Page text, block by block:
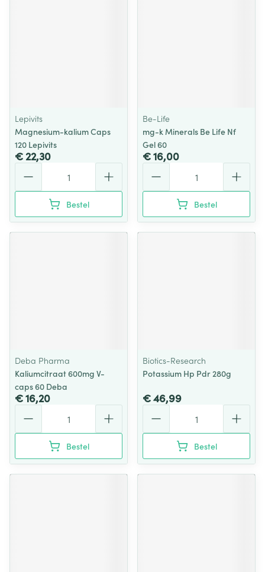
Lepivits
Magnesium-kalium Caps
120 Lepivits
€ 22,30
Bestel
Be-Life
mg-k Minerals Be Life Nf
Gel 60
€ 16,00
Bestel
Deba Pharma
Kaliumcitraat 600mg V-
caps 60 Deba
€ 16,20
Bestel
Biotics-Research
Potassium Hp Pdr 280g
€ 46,99
Bestel